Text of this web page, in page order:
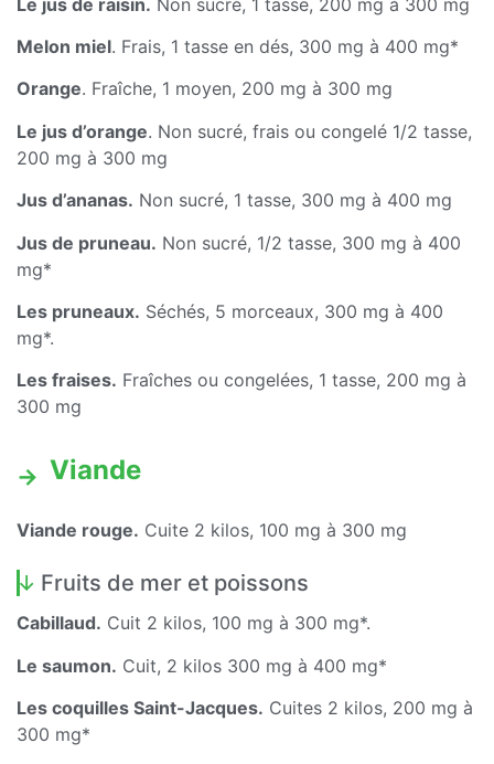
Melon miel. Frais, 1 tasse en dés, 300 mg à 400 mg*
Orange. Fraîche, 1 moyen, 200 mg à 300 mg
Le jus d’orange. Non sucré, frais ou congelé 1/2 tasse,
200 mg à 300 mg
Jus d’ananas. Non sucré, 1 tasse, 300 mg à 400 mg
Jus de pruneau. Non sucré, 1/2 tasse, 300 mg à 400
mg*
Les pruneaux. Séchés, 5 morceaux, 300 mg à 400
mg*.
Les fraises. Fraîches ou congelées, 1 tasse, 200 mg à
300 mg
Viande
Viande rouge. Cuite 2 kilos, 100 mg à 300 mg
Fruits de mer et poissons
Cabillaud. Cuit 2 kilos, 100 mg à 300 mg*.
Le saumon. Cuit, 2 kilos 300 mg à 400 mg*
Les coquilles Saint-Jacques. Cuites 2 kilos, 200 mg à
300 mg*